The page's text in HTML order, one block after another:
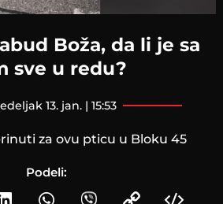
Boža, da li je sa
sve u redu?
13. jan. | 15:53
za ovu pticu u Bloku 45
Podeli: